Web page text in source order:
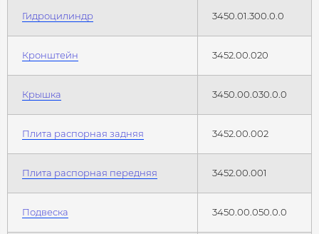
Гидроцилиндр 3450.01.300.0.0
Кронштейн 3452.00.020
Крышка 3450.00.030.0.0
Плита распорная задняя 3452.00.002
Плита распорная передняя 3452.00.001
Подвеска 3450.00.050.0.0